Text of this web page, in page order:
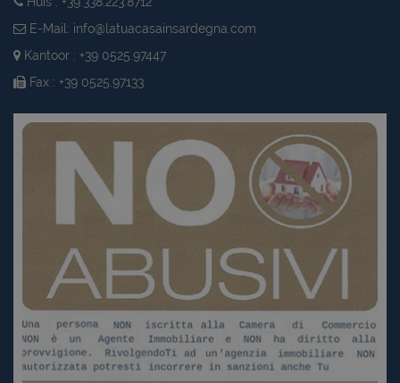
E-Mail: info@latuacasainsardegna.com
Kantoor : +39 0525.97447
Fax : +39 0525.97133